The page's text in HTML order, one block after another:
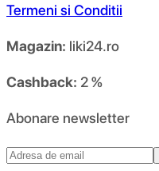
Termeni si Conditii
Magazin: liki24.ro
Cashback: 2 %
Abonare newsletter